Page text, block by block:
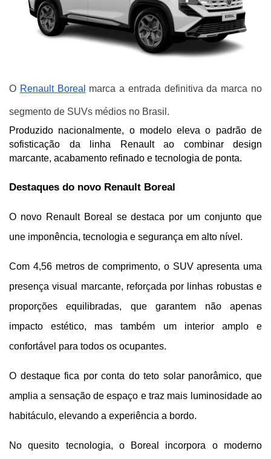
O Renault Boreal marca a entrada definitiva da marca no
segmento de SUVs médios no Brasil.
Produzido nacionalmente, o modelo eleva o padrão de
sofisticação da linha Renault ao combinar design
marcante, acabamento refinado e tecnologia de ponta.
Destaques do novo Renault Boreal
O novo Renault Boreal se destaca por um conjunto que
une imponência, tecnologia e segurança em alto nível.
Com 4,56 metros de comprimento, o SUV apresenta uma
presença visual marcante, reforçada por linhas robustas e
proporções equilibradas, que garantem não apenas
impacto estético, mas também um interior amplo e
confortável para todos os ocupantes.
O destaque fica por conta do teto solar panorâmico, que
amplia a sensação de espaço e traz mais luminosidade ao
habitáculo, elevando a experiência a bordo.
No quesito tecnologia, o Boreal incorpora o moderno